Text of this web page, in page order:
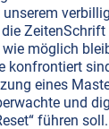
for
ZeitenSchrift
möglich
konfrontiert
eines
und
führen